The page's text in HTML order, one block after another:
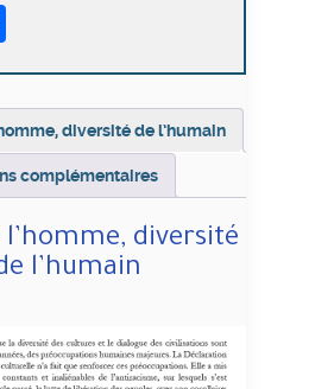
diversité de l’humain
complémentaires
l’homme, diversité
l’humain